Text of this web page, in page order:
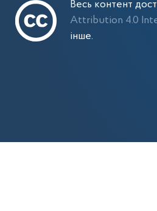
Весь контент
Attribution 4.0
інше.